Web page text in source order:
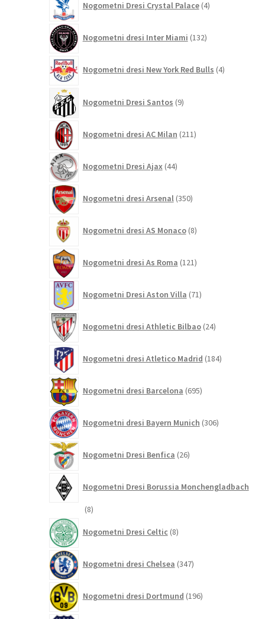
Nogometni Dresi Crystal Palace 4izdelki
Nogometni dresi Inter Miami 132izdelkov
Nogometni dresi New York Red Bulls 4izdelki
Nogometni Dresi Santos 9izdelkov
Nogometni dresi AC Milan 211izdelkov
Nogometni Dresi Ajax 44izdelkov
Nogometni dresi Arsenal 350izdelkov
Nogometni dresi AS Monaco 8izdelkov
Nogometni dresi As Roma 121izdelkov
Nogometni Dresi Aston Villa 71izdelkov
Nogometni dresi Athletic Bilbao 24izdelkov
Nogometni dresi Atletico Madrid 184izdelkov
Nogometni dresi Barcelona 695izdelkov
Nogometni dresi Bayern Munich 306izdelkov
Nogometni Dresi Benfica 26izdelkov
Nogometni Dresi Borussia Monchengladbach
88
Nogometni Dresi Celtic 8izdelkov
Nogometni dresi Chelsea 347izdelkov
Nogometni dresi Dortmund 196izdelkov